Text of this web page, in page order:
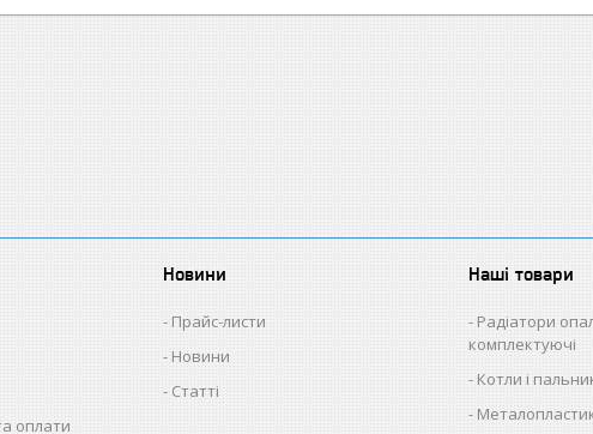
оплати
Новини
Прайс-листи
Новини
Статті
Наші товари
Радіатори
комплектуючі
Котли і